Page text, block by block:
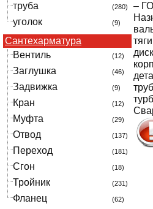
труба (280)
уголок (9)
Сантехарматура
Вентиль
(12)
Заглушка (46)
Задвижка (9)
Кран (12)
Муфта (29)
Отвод (137)
Переход (181)
Сгон (18)
Тройник (231)
Фланец (62)
–